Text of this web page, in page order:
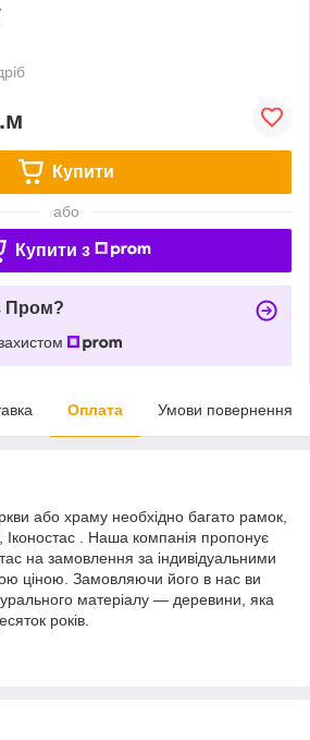
Купити
або
Купити з
Пром?
Оплата Умови повернення
або храму необхідно багато рамок,
Іконостас . Наша компанія пропонує
на замовлення за індивідуальними
ціною. Замовляючи його в нас ви
матеріалу — деревини, яка
років.